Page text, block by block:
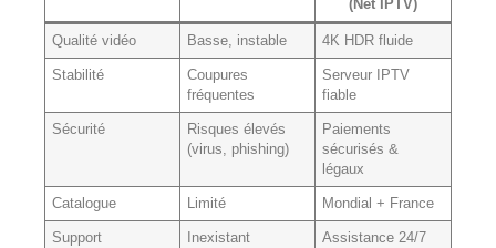
(Net IPTV)
Qualité vidéo Basse, instable 4K HDR fluide
Stabilité
Coupures
fréquentes
Serveur IPTV
fiable
Sécurité
Risques élevés
(virus, phishing)
Paiements
sécurisés &
légaux
Catalogue Limité Mondial + France
Support Inexistant Assistance 24/7